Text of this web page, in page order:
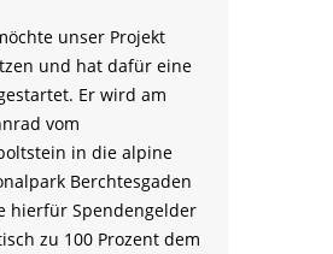
unser Projekt
und hat dafür eine
Er wird am
vom
in die alpine
Berchtesgaden
hierfür Spendengelder
zu 100 Prozent dem